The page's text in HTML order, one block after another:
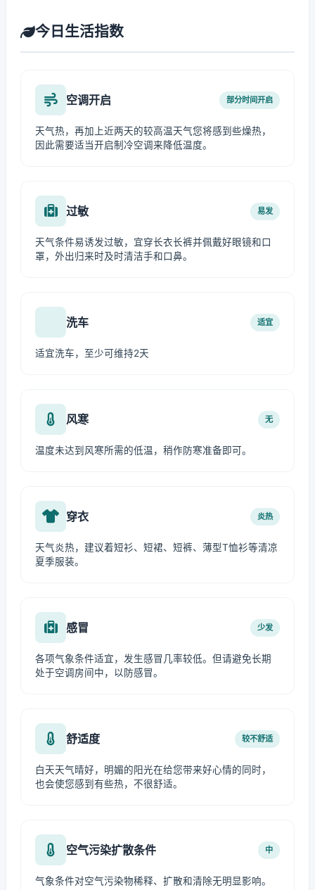
今日生活指数
空调开启 部分时间开启
天气热，再加上近两天的较高温天气您将感到些燥热，
因此需要适当开启制冷空调来降低温度。
过敏 易发
天气条件易诱发过敏，宜穿长衣长裤并佩戴好眼镜和口
罩，外出归来时及时清洁手和口鼻。
洗车 适宜
适宜洗车，至少可维持2天
风寒 无
温度未达到风寒所需的低温，稍作防寒准备即可。
穿衣 炎热
天气炎热，建议着短衫、短裙、短裤、薄型T恤衫等清凉
夏季服装。
感冒 少发
各项气象条件适宜，发生感冒几率较低。但请避免长期
处于空调房间中，以防感冒。
舒适度 较不舒适
白天天气晴好，明媚的阳光在给您带来好心情的同时，
也会使您感到有些热，不很舒适。
空气污染扩散条件 中
气象条件对空气污染物稀释、扩散和清除无明显影响。